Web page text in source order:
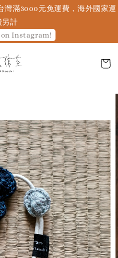
灣滿3000元免運費，海外國家運
另計
Instagram!